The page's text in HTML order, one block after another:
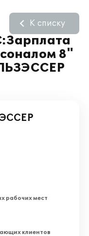
8"
К списку
рабочих мест
клиентов